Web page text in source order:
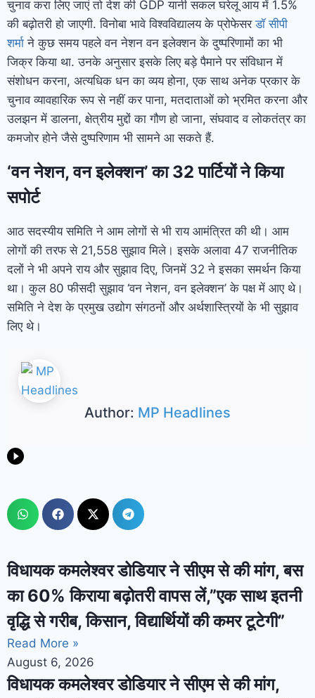
चुनाव करा लिए जाएं तो देश की GDP यानी सकल घरेलू आय में 1.5%
की बढ़ोतरी हो जाएगी. विनोबा भावे विश्वविद्यालय के प्रोफेसरडॉ सीपी
शर्मा ने कुछ समय पहले वन नेशन वन इलेक्‍शन के दुष्परिणामों का भी
जिक्र किया था. उनके अनुसार इसके लिए बड़े पैमाने पर संविधान में
संशोधन करना, अत्यधिक धन का व्यय होना, एक साथ अनेक प्रकार के
चुनाव व्यावहारिक रूप से नहीं कर पाना, मतदाताओं को भ्रमित करना और
उलझन में डालना, क्षेत्रीय मुद्दों का गौण हो जाना, संघवाद व लोकतंत्र का
कमजोर होने जैसे दुष्परिणाम भी सामने आ सकते हैं.
‘वन नेशन, वन इलेक्शन’ का 32 पार्टियों ने किया
सपोर्ट
आठ सदस्यीय समिति ने आम लोगों से भी राय आमंत्रित की थी। आम
लोगों की तरफ से 21,558 सुझाव मिले। इसके अलावा 47 राजनीतिक
दलों ने भी अपने राय और सुझाव दिए, जिनमें 32 ने इसका समर्थन किया
था। कुल 80 फीसदी सुझाव ‘वन नेशन, वन इलेक्शन’ के पक्ष में आए थे।
समिति ने देश के प्रमुख उद्योग संगठनों और अर्थशास्त्रियों के भी सुझाव
लिए थे।
Author: MP Headlines
विधायक कमलेश्वर डोडियार ने सीएम से की मांग, बस
का 60% किराया बढ़ोतरी वापस लें,”एक साथ इतनी
वृद्धि से गरीब, किसान, विद्यार्थियों की कमर टूटेगी”
Read More »
August 6, 2026
विधायक कमलेश्वर डोडियार ने सीएम से की मांग,